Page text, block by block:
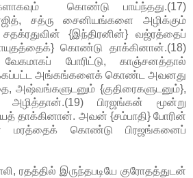
கொண்டு பாய்ந்தது.(17)
சத்ரு சைனியங்களை அழிக்கும்
{இந்திரனின்} வஜ்ரத்தைப்
கொண்டு தாக்கினான்.(18)
போரிட்டு, காஞ்சனத்தால்
அங்கங்களைக் கொண்ட அவனது
அஷ்வங்களுடனும் {குதிரைகளுடனும்},
அழித்தான்.(19) பிரஜங்கன் மூன்று
தாக்கினான். அவன் {சம்பாதி} போரின்
மரத்தைக் கொண்டு பிரஜங்கனைப்
ரதத்தில் இருந்தபடியே குரோதத்துடன்